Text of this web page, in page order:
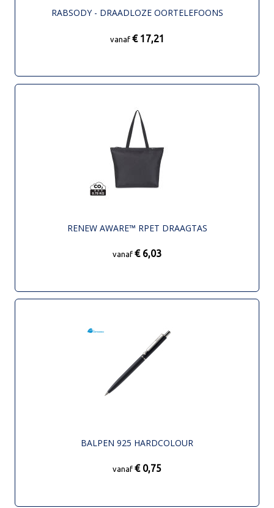
RABSODY - DRAADLOZE OORTELEFOONS
vanaf € 17,21
RENEW AWARE™ RPET DRAAGTAS
vanaf € 6,03
BALPEN 925 HARDCOLOUR
vanaf € 0,75